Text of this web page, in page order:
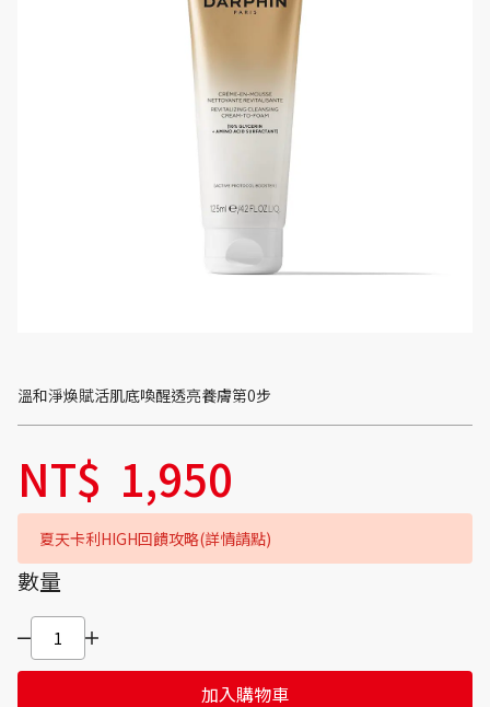
溫和淨煥賦活肌底喚醒透亮養膚第0步
NT$ 1,950
夏天卡利HIGH回饋攻略(詳情請點)
數量
加入購物車